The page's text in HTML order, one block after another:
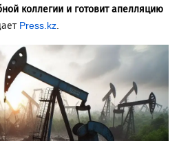
коллегии и готовит апелляцию
Press.kz.